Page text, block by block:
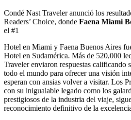
Condé Nast Traveler anunció los
Readers’ Choice, donde Faena Miami
el #1
Hotel en Miami y Faena Buenos Aires
Hotel en Sudamérica. Más de 520,000
Traveler enviaron respuestas calificando
todo el mundo para ofrecer una visión
esperan con ansias volver a visitar. Los
con su inigualable legado como los
prestigiosos de la industria del viaje,
reconocimiento definitivo de la